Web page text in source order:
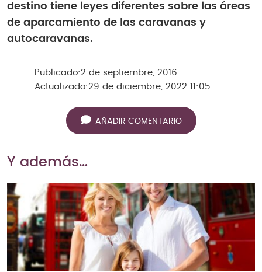
destino tiene leyes diferentes sobre las áreas
de aparcamiento de las caravanas y
autocaravanas.
Publicado: 2 de septiembre, 2016
Actualizado: 29 de diciembre, 2022 11:05
AÑADIR COMENTARIO
Y además…